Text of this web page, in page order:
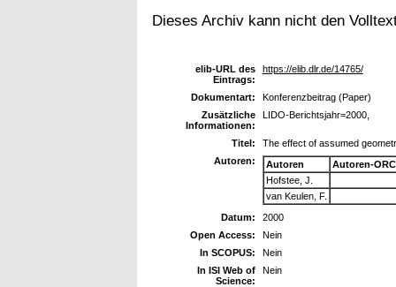
Dieses Archiv kann nicht den
elib-URL des
Eintrags:
https://elib.dlr.de/14765/
Dokumentart:
Konferenzbeitrag (Paper)
Zusätzliche
Informationen:
LIDO-Berichtsjahr=2000,
Titel:
The effect of assumed
Autoren:
Autoren
Autoren-
Hofstee, J.
van Keulen, F.
Datum:
2000
Open Access:
Nein
In SCOPUS:
Nein
In ISI Web of
Science:
Nein